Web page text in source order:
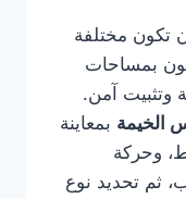
تكون مختلفة
بمساحات
وتثبيت آمن.
الخيمة بمعاينة
وحركة
ثم تحديد نوع